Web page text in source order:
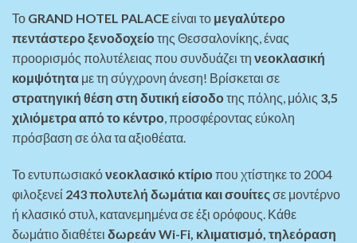
Το GRAND HOTEL PALACEείναι το μεγαλύτερο
πεντάστερο ξενοδοχείοτης Θεσσαλονίκης, ένας
προορισμός πολυτέλειας που συνδυάζει τη νεοκλασική
κομψότητα με τη σύγχρονη άνεση! Βρίσκεται σε
στρατηγική θέση στη δυτική είσοδοτης πόλης, μόλις 3,5
χιλιόμετρα από το κέντρο, προσφέροντας εύκολη
πρόσβαση σε όλα τα αξιοθέατα.
Το εντυπωσιακόνεοκλασικό κτίριοπου χτίστηκε το 2004
φιλοξενεί 243 πολυτελή δωμάτια και σουίτεςσε μοντέρνο
ή κλασικό στυλ, κατανεμημένα σε έξι ορόφους. Κάθε
δωμάτιο διαθέτει δωρεάν Wi-Fi, κλιματισμό, τηλεόραση